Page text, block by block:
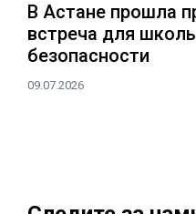
В Астане прошла
встреча для
безопасности
09.07.2026